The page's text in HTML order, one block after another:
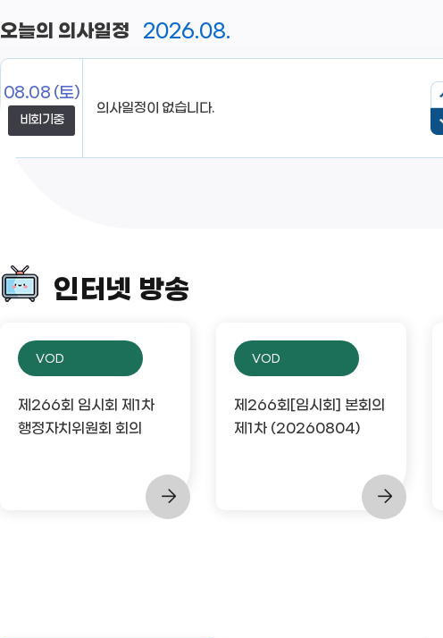
오늘의 의사일정 2026.08.
08.08 (토)
비회기중
의사일정이 없습니다.
인터넷 방송
VOD
제266회 임시회 제1차
행정자치위원회 회의
VOD
제266회[임시회] 본회의
제1차 (20260804)